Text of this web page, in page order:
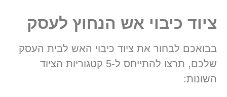
ציוד כיבוי אש הנחוץ לעסק
בבואכם לבחור את ציוד כיבוי האש לבית העסק
שלכם, תרצו להתייחס ל-5 קטגוריות הציוד
השונות: